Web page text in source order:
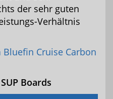
der sehr guten
Verhältnis
Cruise Carbon
Boards